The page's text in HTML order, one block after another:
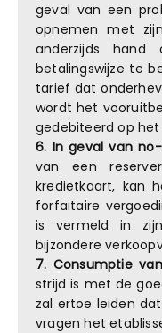
geval van een
opnemen met
anderzijds
betalingswijze te
tarief dat
wordt het
gedebiteerd op
6. In geval van
van een
kredietkaart, kan
forfaitaire
is vermeld in
bijzondere
7. Consumptie
strijd is met de
zal ertoe leiden
vragen het